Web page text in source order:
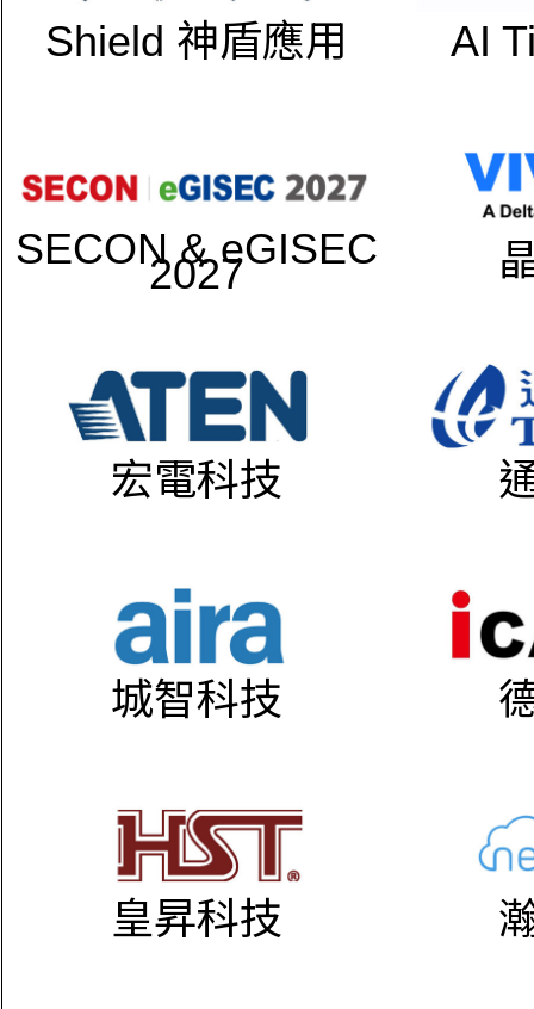
Shield 神盾應用 AI
SECON & eGISEC
2027
宏電科技
城智科技
皇昇科技